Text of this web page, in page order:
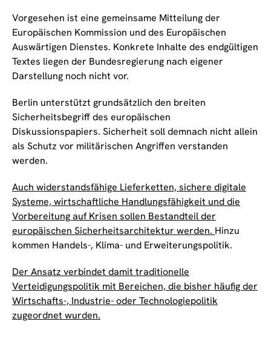
Vorgesehen ist eine gemeinsame Mitteilung der
Europäischen Kommission und des Europäischen
Auswärtigen Dienstes. Konkrete Inhalte des endgültigen
Textes liegen der Bundesregierung nach eigener
Darstellung noch nicht vor.
Berlin unterstützt grundsätzlich den breiten
Sicherheitsbegriff des europäischen
Diskussionspapiers. Sicherheit soll demnach nicht allein
als Schutz vor militärischen Angriffen verstanden
werden.
Auch widerstandsfähige Lieferketten, sichere digitale
Systeme, wirtschaftliche Handlungsfähigkeit und die
Vorbereitung auf Krisen sollen Bestandteil der
europäischen Sicherheitsarchitektur werden. Hinzu
kommen Handels-, Klima- und Erweiterungspolitik.
Der Ansatz verbindet damit traditionelle
Verteidigungspolitik mit Bereichen, die bisher häufig der
Wirtschafts-, Industrie- oder Technologiepolitik
zugeordnet wurden.